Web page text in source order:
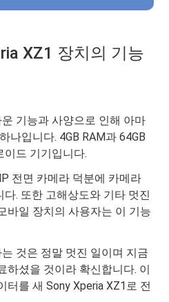
XZ1 장치의 기능
운 기능과 사양으로 인해 아마
나입니다. 4GB RAM과 64GB
이드 기기입니다.
전면 카메라 덕분에 카메라
. 또한 고해상도와 기타 멋진
바일 장치의 사용자는 이 기능
것은 정말 멋진 일이며 지금
하셨을 것이라 확신합니다. 이
터를 새 Sony Xperia XZ1로 전